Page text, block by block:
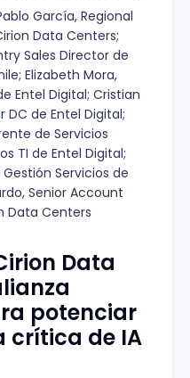
García, Regional
Data Centers;
Sales Director de
Elizabeth Mora,
Entel Digital; Cristian
DC de Entel Digital;
de Servicios
TI de Entel Digital;
Servicios de
Senior Account
Data Centers
Data
potenciar
crítica de IA